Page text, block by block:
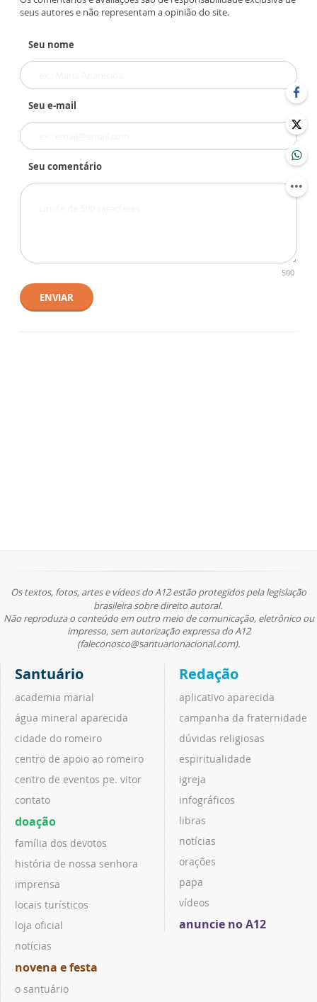
seus autores e não representam a opinião do site.
Seu nome
Seu e-mail
Seu comentário
500
ENVIAR
Os textos, fotos, artes e vídeos do A12 estão protegidos pela legislação
brasileira sobre direito autoral.
Não reproduza o conteúdo em outro meio de comunicação, eletrônico ou
impresso, sem autorização expressa do A12
(faleconosco@santuarionacional.com).
Santuário
academia marial
água mineral aparecida
cidade do romeiro
centro de apoio ao romeiro
centro de eventos pe. vitor
contato
doação
família dos devotos
história de nossa senhora
imprensa
locais turísticos
loja oficial
notícias
novena e festa
o santuário
Redação
aplicativo aparecida
campanha da fraternidade
dúvidas religiosas
espiritualidade
igreja
infográficos
libras
notícias
orações
papa
vídeos
anuncie no A12